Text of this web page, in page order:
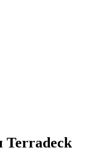
Terradeck